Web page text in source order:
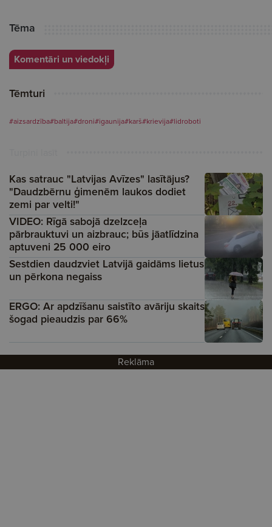
Tēma
Komentāri un viedokļi
Tēmturi
#aizsardzība#baltija#droni#igaunija#karš#krievija#lidroboti
Kas satrauc "Latvijas Avīzes" lasītājus?
"Daudzbērnu ģimenēm laukos dodiet
zemi par velti!"
VIDEO: Rīgā sabojā dzelzceļa
pārbrauktuvi un aizbrauc; būs jāatlīdzina
aptuveni 25 000 eiro
Sestdien daudzviet Latvijā gaidāms lietus
un pērkona negaiss
ERGO: Ar apdzīšanu saistīto avāriju skaits
šogad pieaudzis par 66%
Reklāma